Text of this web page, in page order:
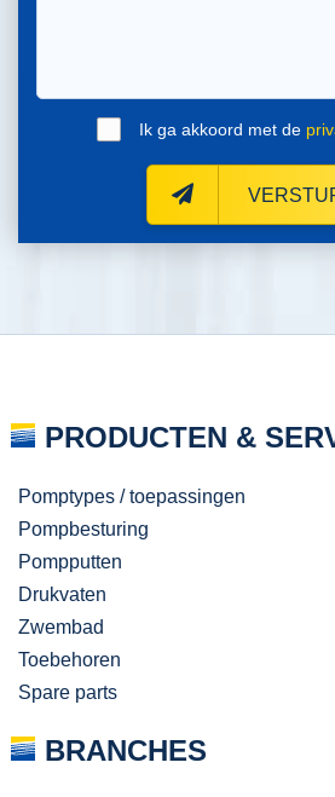
Ik ga akkoord met de
PRODUCTEN &
Pomptypes / toepassingen
Pompbesturing
Pompputten
Drukvaten
Zwembad
Toebehoren
Spare parts
BRANCHES